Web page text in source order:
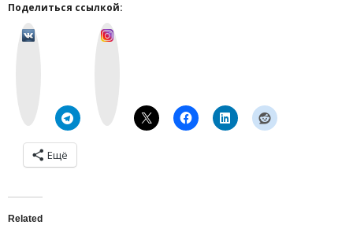
Поделиться ссылкой:
Ещё
Related